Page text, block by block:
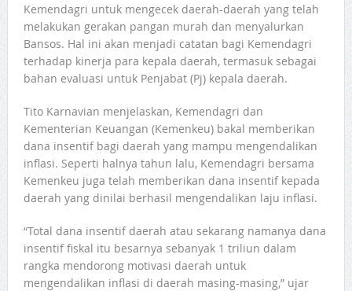
Kemendagri untuk mengecek daerah-daerah yang telah
melakukan gerakan pangan murah dan menyalurkan
Bansos. Hal ini akan menjadi catatan bagi Kemendagri
terhadap kinerja para kepala daerah, termasuk sebagai
bahan evaluasi untuk Penjabat (Pj) kepala daerah.
Tito Karnavian menjelaskan, Kemendagri dan
Kementerian Keuangan (Kemenkeu) bakal memberikan
dana insentif bagi daerah yang mampu mengendalikan
inflasi. Seperti halnya tahun lalu, Kemendagri bersama
Kemenkeu juga telah memberikan dana insentif kepada
daerah yang dinilai berhasil mengendalikan laju inflasi.
“Total dana insentif daerah atau sekarang namanya dana
insentif fiskal itu besarnya sebanyak 1 triliun dalam
rangka mendorong motivasi daerah untuk
mengendalikan inflasi di daerah masing-masing,” ujar